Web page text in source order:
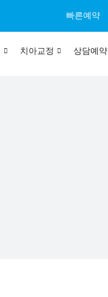
빠른예약
치아교정 상담예약